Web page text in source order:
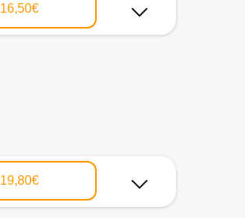
16,50€
19,80€